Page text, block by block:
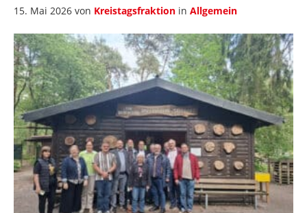
15. Mai 2026 von Kreistagsfraktion in Allgemein